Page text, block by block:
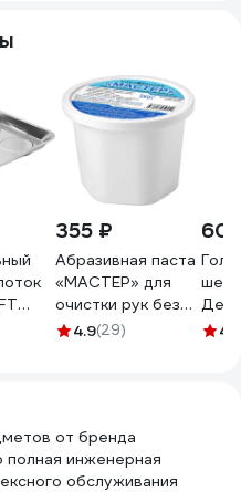
355 ₽
Абразивная паста
«МАСТЕР» для
очистки рук без
воды СпецСинтез
4.9(29)
60
мм4.9
от бренда
полная инженерная
обслуживания